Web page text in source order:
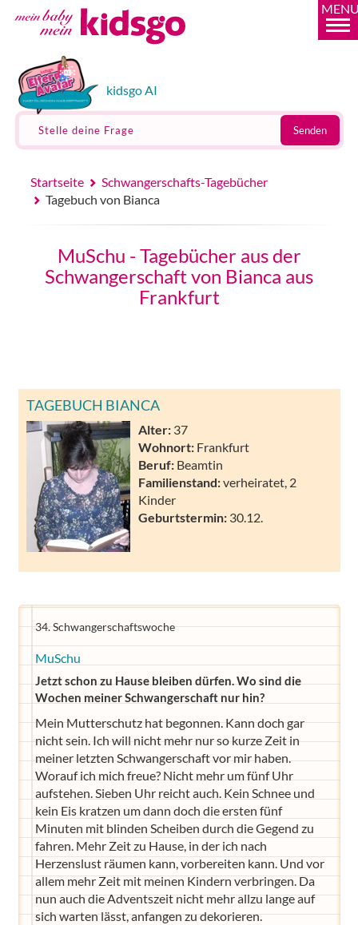
kidsgo AI
Stelle deine Frage Senden
Startseite
Schwangerschafts-Tagebücher
Tagebuch von Bianca
MuSchu - Tagebücher aus der
Schwangerschaft von Bianca aus
Frankfurt
TAGEBUCH BIANCA
Alter: 37
Wohnort: Frankfurt
Beruf: Beamtin
Familienstand:verheiratet, 2
Kinder
Geburtstermin: 30.12.
34. Schwangerschaftswoche
MuSchu
Jetzt schon zu Hause bleiben dürfen. Wo sind die
Wochen meiner Schwangerschaft nur hin?
Mein Mutterschutz hat begonnen. Kann doch gar
nicht sein. Ich will nicht mehr nur so kurze Zeit in
meiner letzten Schwangerschaft vor mir haben.
Worauf ich mich freue? Nicht mehr um fünf Uhr
aufstehen. Sieben Uhr reicht auch. Kein Schnee und
kein Eis kratzen um dann doch die ersten fünf
Minuten mit blinden Scheiben durch die Gegend zu
fahren. Mehr Zeit zu Hause, in der ich nach
Herzenslust räumen kann, vorbereiten kann. Und vor
allem mehr Zeit mit meinen Kindern verbringen. Da
nun auch die Adventszeit nicht mehr allzu lange auf
sich warten lässt, anfangen zu dekorieren.